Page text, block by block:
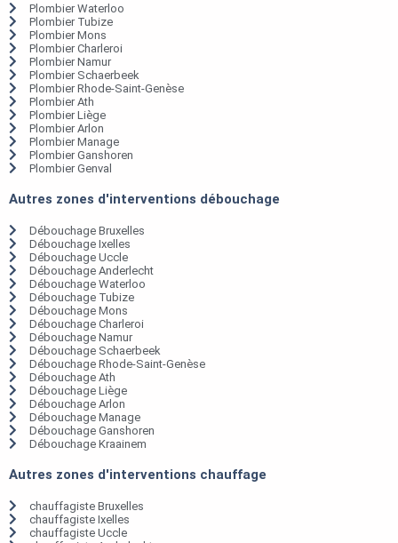
Plombier Waterloo
Plombier Tubize
Plombier Mons
Plombier Charleroi
Plombier Namur
Plombier Schaerbeek
Plombier Rhode-Saint-Genèse
Plombier Ath
Plombier Liège
Plombier Arlon
Plombier Manage
Plombier Ganshoren
Plombier Genval
Autres zones d'interventions débouchage
Débouchage Bruxelles
Débouchage Ixelles
Débouchage Uccle
Débouchage Anderlecht
Débouchage Waterloo
Débouchage Tubize
Débouchage Mons
Débouchage Charleroi
Débouchage Namur
Débouchage Schaerbeek
Débouchage Rhode-Saint-Genèse
Débouchage Ath
Débouchage Liège
Débouchage Arlon
Débouchage Manage
Débouchage Ganshoren
Débouchage Kraainem
Autres zones d'interventions chauffage
chauffagiste Bruxelles
chauffagiste Ixelles
chauffagiste Uccle